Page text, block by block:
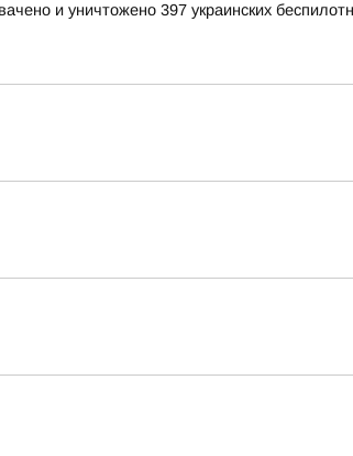
и уничтожено 397 украинских